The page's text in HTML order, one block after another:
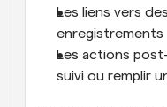
Les liens vers
enregistrements
Les actions
suivi ou remplir